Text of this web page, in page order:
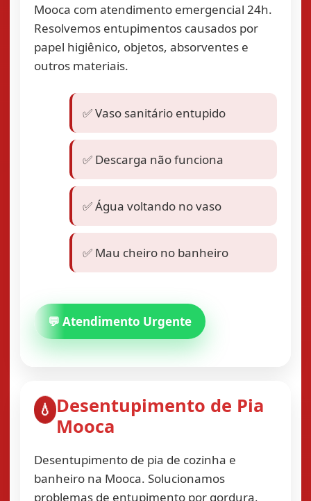
Mooca com atendimento emergencial 24h.
Resolvemos entupimentos causados por
papel higiênico, objetos, absorventes e
outros materiais.
✅ Vaso sanitário entupido
✅ Descarga não funciona
✅ Água voltando no vaso
✅ Mau cheiro no banheiro
💬 Atendimento Urgente
💧 Desentupimento de Pia
Mooca
Desentupimento de pia de cozinha e
banheiro na Mooca. Solucionamos
problemas de entupimento por gordura,